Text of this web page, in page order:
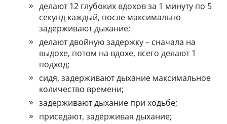
делают 12 глубоких вдохов за 1 минуту по 5
секунд каждый, после максимально
задерживают дыхание;
делают двойную задержку – сначала на
выдохе, потом на вдохе, всего делают 1
подход;
сидя, задерживают дыхание максимальное
количество времени;
задерживают дыхание при ходьбе;
приседают, задерживая дыхание;